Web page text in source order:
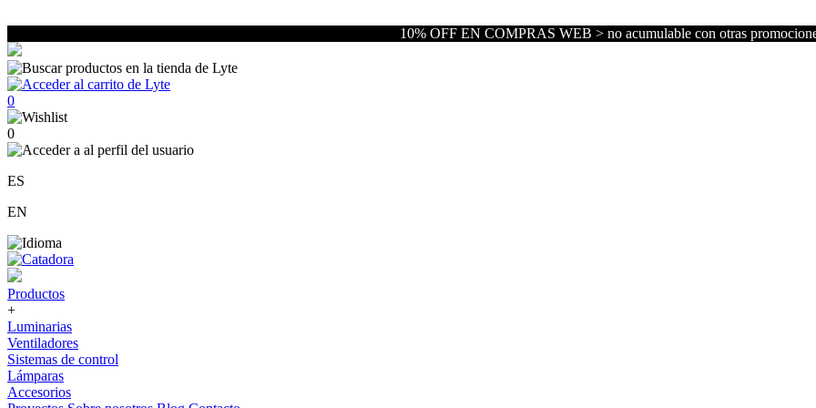
10% OFF EN COMPRAS WEB > no acumulable con otras
0
0
ES
EN
Productos
+
Luminarias
Ventiladores
Sistemas de control
Lámparas
Accesorios